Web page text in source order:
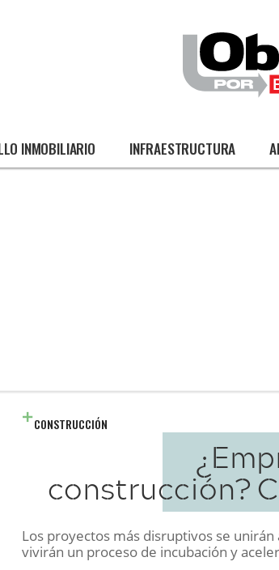
INMOBILIARIO INFRAESTRUCTURA
CONSTRUCCIÓN
construcción?
Los proyectos más disruptivos se
vivirán un proceso de incubación y